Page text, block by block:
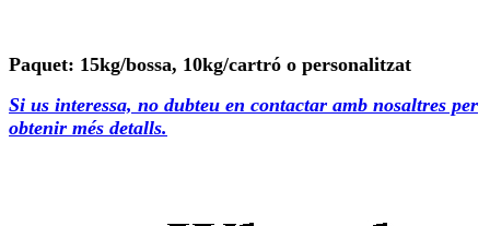
Paquet: 15kg/bossa, 10kg/cartró o personalitzat
Si us interessa, no dubteu en contactar amb nosaltres per
obtenir més detalls.